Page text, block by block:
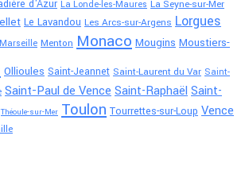
d'Azur La Londe-les-Maures La Seyne-sur-Mer
Le Lavandou Les Arcs-sur-Argens Lorgues
Marseille Menton Monaco Mougins Moustiers-
Ollioules Saint-Jeannet Saint-Laurent du Var Saint-
Saint-Paul de Vence Saint-Raphaël Saint-
Théoule-sur-Mer Toulon Tourrettes-sur-Loup Vence